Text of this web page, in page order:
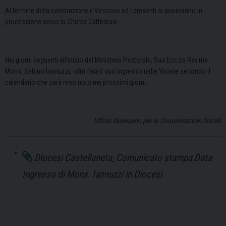
Al termine della celebrazione il Vescovo ed i presenti si avvieranno in
processione verso la Chiesa Cattedrale.
Nei giorni seguenti all’inizio del Ministero Pastorale, Sua Ecc.za Rev.ma
Mons. Sabino Iannuzzi, ofm farà il suo ingresso nelle Vicarìe secondo il
calendario che sarà reso noto nei prossimi giorni.
Ufficio diocesano per le Comunicazioni Sociali
Diocesi Castellaneta_Comunicato stampa Data
Ingresso di Mons. Iannuzzi in Diocesi